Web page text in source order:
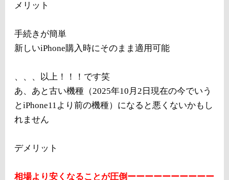
メリット
手続きが簡単
新しいiPhone購入時にそのまま適用可能
、、、以上！！！です笑
あ、あと古い機種（2025年10月2日現在の今でいう
とiPhone11より前の機種）になると悪くないかもし
れません
デメリット
相場より安くなることが圧倒ーーーーーーーーーー